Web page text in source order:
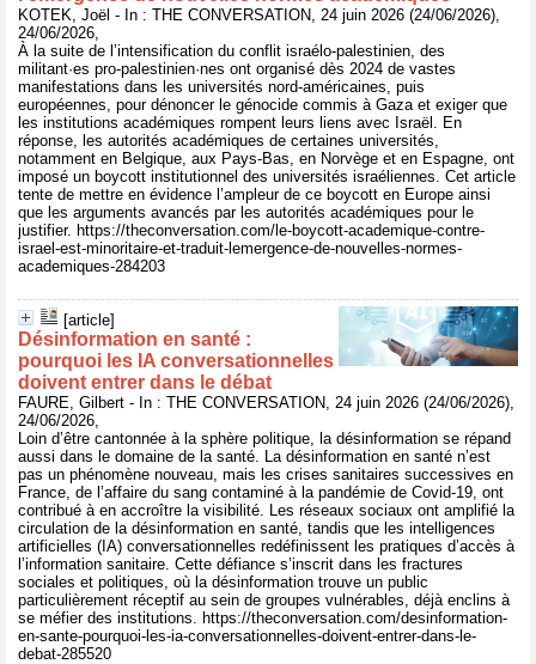
KOTEK, Joël - In : THE CONVERSATION, 24 juin 2026 (24/06/2026),
24/06/2026,
À la suite de l’intensification du conflit israélo-palestinien, des
militant·es pro-palestinien·nes ont organisé dès 2024 de vastes
manifestations dans les universités nord-américaines, puis
européennes, pour dénoncer le génocide commis à Gaza et exiger que
les institutions académiques rompent leurs liens avec Israël. En
réponse, les autorités académiques de certaines universités,
notamment en Belgique, aux Pays-Bas, en Norvège et en Espagne, ont
imposé un boycott institutionnel des universités israéliennes. Cet article
tente de mettre en évidence l’ampleur de ce boycott en Europe ainsi
que les arguments avancés par les autorités académiques pour le
justifier. https://theconversation.com/le-boycott-academique-contre-
israel-est-minoritaire-et-traduit-lemergence-de-nouvelles-normes-
academiques-284203
[article]
Désinformation en santé :
pourquoi les IA conversationnelles
doivent entrer dans le débat
FAURE, Gilbert - In : THE CONVERSATION, 24 juin 2026 (24/06/2026),
24/06/2026,
Loin d’être cantonnée à la sphère politique, la désinformation se répand
aussi dans le domaine de la santé. La désinformation en santé n’est
pas un phénomène nouveau, mais les crises sanitaires successives en
France, de l’affaire du sang contaminé à la pandémie de Covid-19, ont
contribué à en accroître la visibilité. Les réseaux sociaux ont amplifié la
circulation de la désinformation en santé, tandis que les intelligences
artificielles (IA) conversationnelles redéfinissent les pratiques d’accès à
l’information sanitaire. Cette défiance s’inscrit dans les fractures
sociales et politiques, où la désinformation trouve un public
particulièrement réceptif au sein de groupes vulnérables, déjà enclins à
se méfier des institutions. https://theconversation.com/desinformation-
en-sante-pourquoi-les-ia-conversationnelles-doivent-entrer-dans-le-
debat-285520